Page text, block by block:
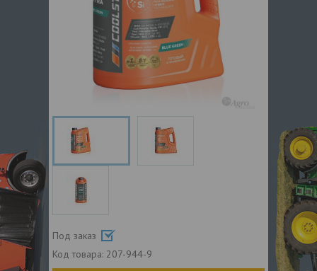
Под заказ
Код товара: 207-944-9